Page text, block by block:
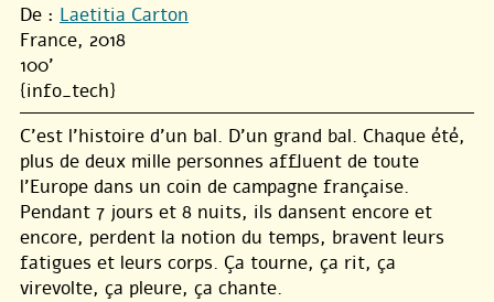
De : Laetitia Carton
France, 2018
100'
{info_tech}
C’est l’histoire d’un bal. D’un grand bal. Chaque été,
plus de deux mille personnes affluent de toute
l’Europe dans un coin de campagne française.
Pendant 7 jours et 8 nuits, ils dansent encore et
encore, perdent la notion du temps, bravent leurs
fatigues et leurs corps. Ça tourne, ça rit, ça
virevolte, ça pleure, ça chante.